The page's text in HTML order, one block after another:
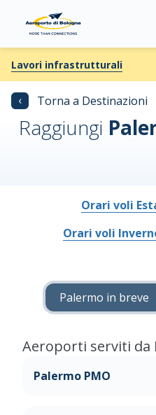
Lavori infrastrutturali
‹ Torna a Destinazioni
Raggiungi
Orari voli
Orari voli
Palermo in breve
Aeroporti serviti da
Palermo PMO